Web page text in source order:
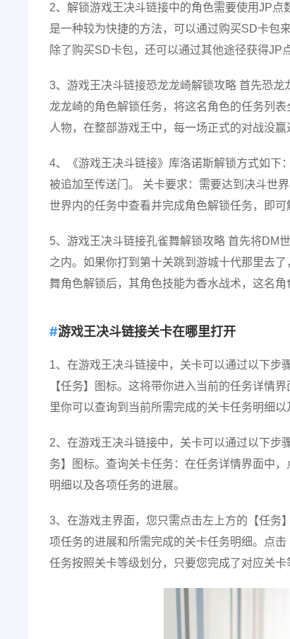
2、解锁游戏王决斗链接中的角色需要使用JP
是一种较为快捷的方法，可以通过购买SD卡包
除了购买SD卡包，还可以通过其他途径获得JP
3、游戏王决斗链接恐龙龙崎解锁攻略 首先恐
龙龙崎的角色解锁任务，将这名角色的任务列
人物，在整部游戏王中，每一场正式的对战没赢
4、《游戏王决斗链接》库洛诺斯解锁方式如下
被追加至传送门。 关卡要求：需要达到决斗世
世界内的任务中查看并完成角色解锁任务，即可
5、游戏王决斗链接孔雀舞解锁攻略 首先将DM
之内。如果你打到第十关跳到游城十代那里去
舞角色解锁后，其角色技能为香水战术，这名角
游戏王决斗链接关卡在哪里打开
1、在游戏王决斗链接中，关卡可以通过以下步
【任务】图标。这将带你进入当前的任务详情
里你可以查询到当前所需完成的关卡任务明细以
2、在游戏王决斗链接中，关卡可以通过以下步
务】图标。查询关卡任务：在任务详情界面中
明细以及各项任务的进展。
3、在游戏主界面，您只需点击左上方的【任务
项任务的进展和所需完成的关卡任务明细。点
任务按照关卡等级划分，只要您完成了对应关